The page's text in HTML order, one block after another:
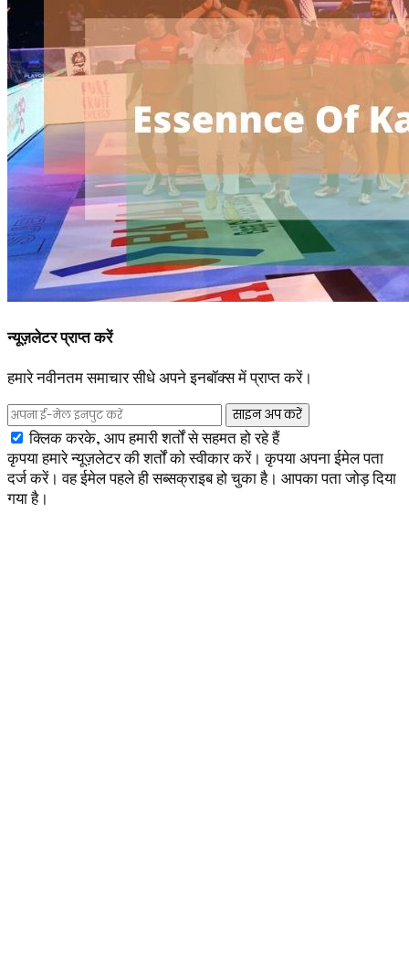
न्यूज़लेटर प्राप्त करें
हमारे नवीनतम समाचार सीधे अपने इनबॉक्स में प्राप्त करें।
साइन अप करें
क्लिक करके, आप हमारी शर्तों से सहमत हो रहे हैं
कृपया हमारे न्यूज़लेटर की शर्तों को स्वीकार करें। कृपया अपना ईमेल पता
दर्ज करें। वह ईमेल पहले ही सब्सक्राइब हो चुका है। आपका पता जोड़ दिया
गया है।